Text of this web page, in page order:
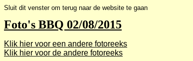
Sluit dit venster om terug naar de website te gaan
Foto's BBQ 02/08/2015
Klik hier voor een andere fotoreeks
Klik hier voor de andere fotoreeks